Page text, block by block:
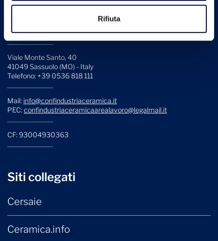
Rifiuta
Confindustria Ceramica è l'Associazione che rappresenta, collega,
informa e assiste le aziende italiane produttrici di piastrelle di
ceramica, materiali refrattari, laterizi, sanitari, stoviglierie e
ceramica per usi industriali.
Viale Monte Santo, 40
41049 Sassuolo (MO) - Italy
Telefono: +39 0536 818 111
Mail: info@confindustriaceramica.it
PEC: confindustriaceramicaarealavoro@legalmail.it
CF: 93004930363
Siti collegati
Cersaie
Ceramica.info